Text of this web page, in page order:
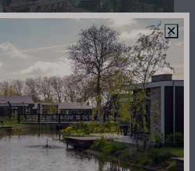
€ 699.500,- excl. btw
16 personen
vast rendement